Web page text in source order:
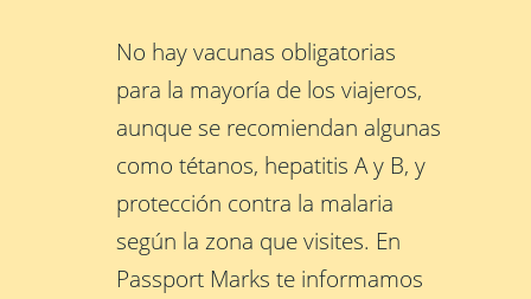
No hay vacunas obligatorias
para la mayoría de los viajeros,
aunque se recomiendan algunas
como tétanos, hepatitis A y B, y
protección contra la malaria
según la zona que visites. En
Passport Marks te informamos